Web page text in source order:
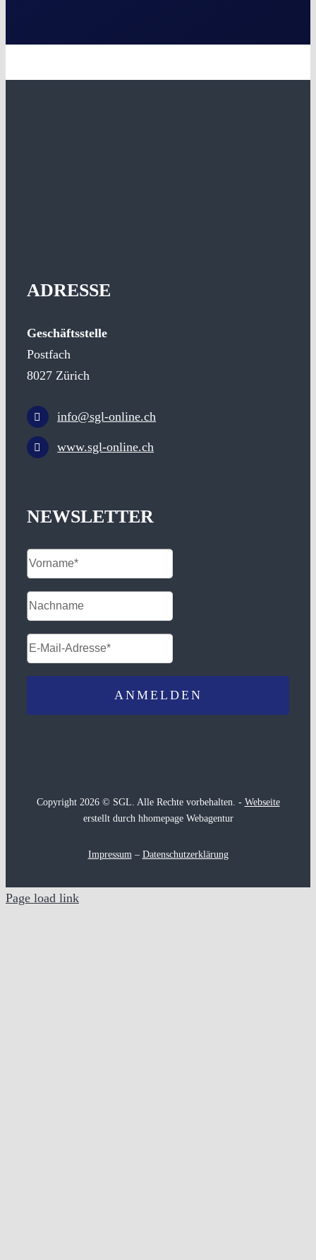
ADRESSE
Geschäftsstelle
Postfach
8027 Zürich
info@sgl-online.ch
www.sgl-online.ch
NEWSLETTER
Copyright 2026 © SGL. Alle Rechte vorbehalten. - Webseite
erstellt durch hhomepage Webagentur
Impressum– Datenschutzerklärung
Page load link